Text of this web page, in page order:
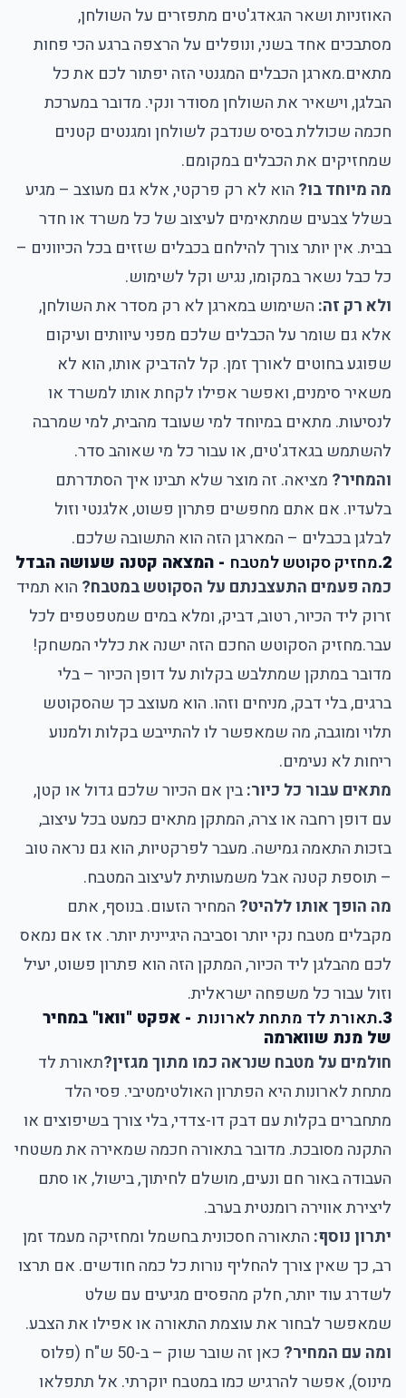
האוזניות ושאר הגאדג'טים מתפזרים על השולחן,
מסתבכים אחד בשני, ונופלים על הרצפה ברגע הכי פחות
מתאים.מארגן הכבלים המגנטיהזה יפתור לכם את כל
הבלגן, וישאיר את השולחן מסודר ונקי. מדובר במערכת
חכמה שכוללת בסיס שנדבק לשולחן ומגנטים קטנים
שמחזיקים את הכבלים במקומם.
מה מיוחד בו? הוא לא רק פרקטי, אלא גם מעוצב – מגיע
בשלל צבעים שמתאימים לעיצוב של כל משרד או חדר
בבית. אין יותר צורך להילחם בכבלים שזזים בכל הכיוונים –
כל כבל נשאר במקומו, נגיש וקל לשימוש.
ולא רק זה: השימוש במארגן לא רק מסדר את השולחן,
אלא גם שומר על הכבלים שלכם מפני עיוותים ועיקום
שפוגע בחוטים לאורך זמן. קל להדביק אותו, הוא לא
משאיר סימנים, ואפשר אפילו לקחת אותו למשרד או
לנסיעות. מתאים במיוחד למי שעובד מהבית, למי שמרבה
להשתמש בגאדג'טים, או עבור כל מי שאוהב סדר.
והמחיר? מציאה. זה מוצר שלא תבינו איך הסתדרתם
בלעדיו. אם אתם מחפשים פתרון פשוט, אלגנטי וזול
לבלגן בכבלים – המארגן הזה הוא התשובה שלכם.
2. מחזיק סקוטש למטבח - המצאה קטנה שעושה הבדל
כמה פעמים התעצבנתם על הסקוטש במטבח? הוא תמיד
זרוק ליד הכיור, רטוב, דביק, ומלא במים שמטפטפים לכל
עבר.מחזיק הסקוטש החכם הזה ישנה את כללי המשחק!
מדובר במתקן שמתלבש בקלות על דופן הכיור – בלי
ברגים, בלי דבק, מניחים וזהו. הוא מעוצב כך שהסקוטש
תלוי ומוגבה, מה שמאפשר לו להתייבש בקלות ולמנוע
ריחות לא נעימים.
מתאים עבור כל כיור:בין אם הכיור שלכם גדול או קטן,
עם דופן רחבה או צרה, המתקן מתאים כמעט בכל עיצוב,
בזכות התאמה גמישה. מעבר לפרקטיות, הוא גם נראה טוב
– תוספת קטנה אבל משמעותית לעיצוב המטבח.
מה הופך אותו ללהיט? המחיר הזעום. בנוסף, אתם
מקבלים מטבח נקי יותר וסביבה היגיינית יותר. אז אם נמאס
לכם מהבלגן ליד הכיור, המתקן הזה הוא פתרון פשוט, יעיל
וזול עבור כל משפחה ישראלית.
3. תאורת לד מתחת לארונות - אפקט "וואו" במחיר
של מנת שווארמה
חולמים על מטבח שנראה כמו מתוך מגזין?תאורת לד
מתחת לארונותהיא הפתרון האולטימטיבי. פסי הלד
מתחברים בקלות עם דבק דו-צדדי, בלי צורך בשיפוצים או
התקנה מסובכת. מדובר בתאורה חכמה שמאירה את משטחי
העבודה באור חם ונעים, מושלם לחיתוך, בישול, או סתם
ליצירת אווירה רומנטית בערב.
יתרון נוסף: התאורה חסכונית בחשמל ומחזיקה מעמד זמן
רב, כך שאין צורך להחליף נורות כל כמה חודשים. אם תרצו
לשדרג עוד יותר, חלק מהפסים מגיעים עם שלט
שמאפשר לבחור את עוצמת התאורה או אפילו את הצבע.
ומה עם המחיר?
כאן זה שובר שוק – ב-50 ש"ח (פלוס
מינוס), אפשר להרגיש כמו במטבח יוקרתי. אל תתפלאו